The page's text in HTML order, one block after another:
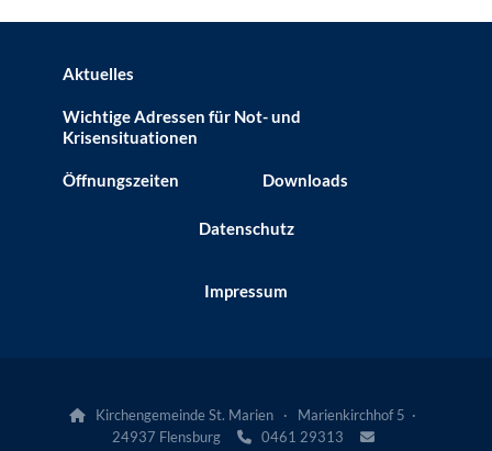
Aktuelles
Wichtige Adressen für Not- und
Krisensituationen
Öffnungszeiten Downloads
Datenschutz
Impressum

Kirchengemeinde St. Marien · Marienkirchhof 5 ·
24937 Flensburg
0461 29313 